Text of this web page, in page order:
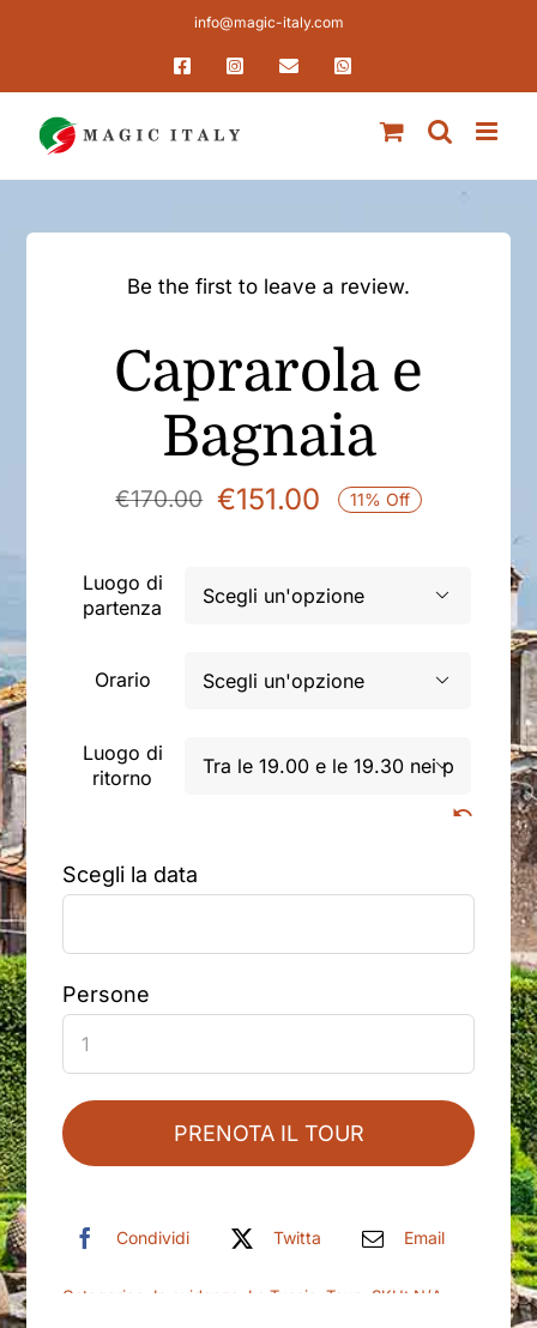
contenuto
info@magic-italy.com
FacebookInstagramEmail WhatsApp
Be the first to leave a review.
Caprarola e
Bagnaia
€170.00
Il
originale
era:
€151.00
Il
attuale
è:
11% Off
Luogo di
partenza

Orario 
Luogo di
ritorno

Scegli la data
Persone
PRENOTA IL TOUR
Condividi Twitta Email
Categories: In evidenza La Tuscia ,Tour SKU: N/A